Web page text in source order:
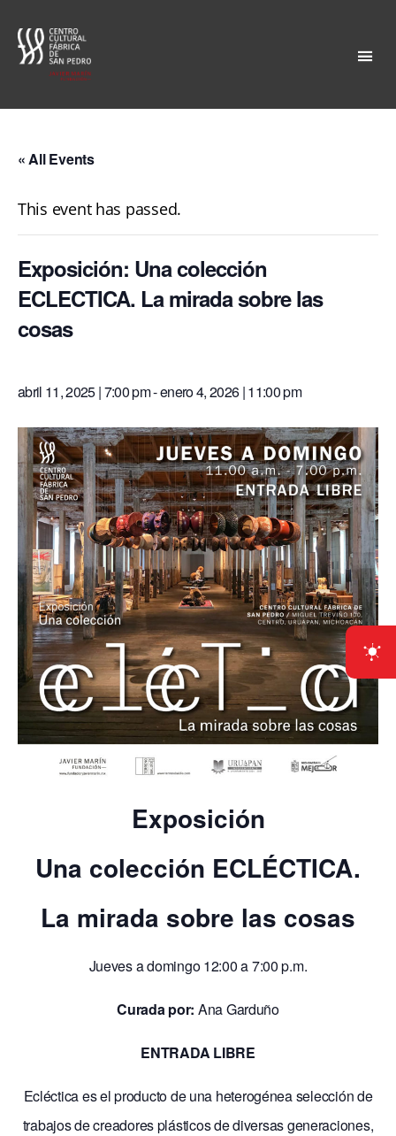
San
« All Events
This event has passed.
Exposición: Una colección
ECLECTICA. La mirada sobre las
cosas
abril 11, 2025 | 7:00 pm-enero 4, 2026 | 11:00 pm
Exposición
Una colección ECLÉCTICA.
La mirada sobre las cosas
Jueves a domingo 12:00 a 7:00 p.m.
Curada por: Ana Garduño
ENTRADA LIBRE
Ecléctica es el producto de una heterogénea selección de
trabajos de creadores plásticos de diversas generaciones,